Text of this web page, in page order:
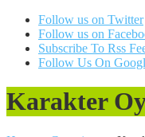
Follow us on Twitter
Follow us on
Subscribe To Rss
Follow Us On
Karakter